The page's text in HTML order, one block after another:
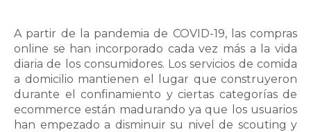
A partir de la pandemia de COVID-19, las compras
online se han incorporado cada vez más a la vida
diaria de los consumidores. Los servicios de comida
a domicilio mantienen el lugar que construyeron
durante el confinamiento y ciertas categorías de
ecommerce están madurando ya que los usuarios
han empezado a disminuir su nivel de scouting y